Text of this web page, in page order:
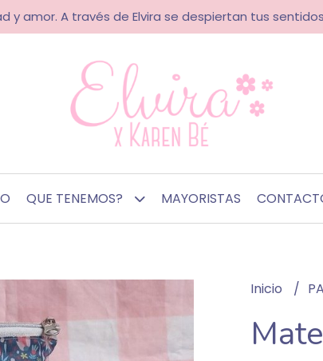
y amor. A través de Elvira se despiertan tus
QUE TENEMOS? MAYORISTAS
Inicio